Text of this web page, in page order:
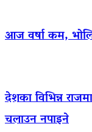
आज वर्षा कम,
देशका विभिन्न
चलाउन नपाइने